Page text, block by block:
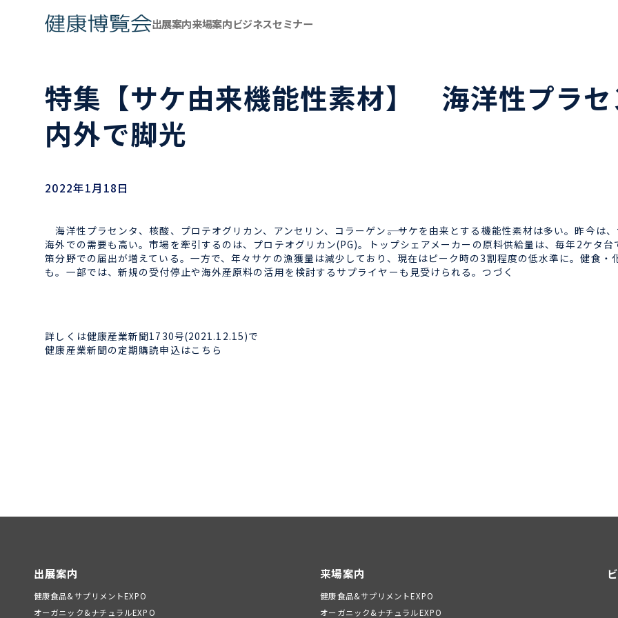
出展案内来場案内ビジネスセミナー
特集【サケ由来機能性素材】 海洋性プラセ
内外で脚光
2022年1月18日
海洋性プラセンタ、核酸、プロテオグリカン、アンセリン、コラーゲン――。サケを由来とする機能性素材は多い。昨今は
海外での需要も高い。市場を牽引するのは、プロテオグリカン(PG)。トップシェアメーカーの原料供給量は、毎年2ケタ
策分野での届出が増えている。一方で、年々サケの漁獲量は減少しており、現在はピーク時の3割程度の低水準に。健食
も。一部では、新規の受付停止や海外産原料の活用を検討するサプライヤーも見受けられる。つづく
詳しくは健康産業新聞1730号(2021.12.15)で
健康産業新聞の定期購読申込はこちら
出展案内
健康食品&サプリメントEXPO
オーガニック&ナチュラルEXPO
来場案内
健康食品&サプリメントEXPO
オーガニック&ナチュラルEXPO